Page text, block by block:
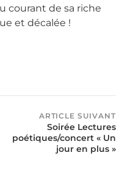
courant de sa riche
et décalée !
ARTICLE SUIVANT
Soirée Lectures
poétiques/concert « Un
jour en plus »